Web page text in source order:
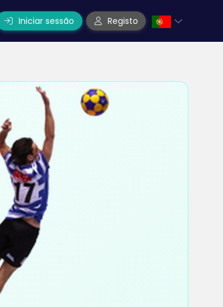
Iniciar sessão Registo